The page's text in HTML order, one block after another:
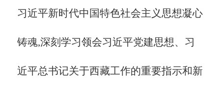
习近平新时代中国特色社会主义思想凝心
铸魂,深刻学习领会习近平党建思想、习
近平总书记关于西藏工作的重要指示和新